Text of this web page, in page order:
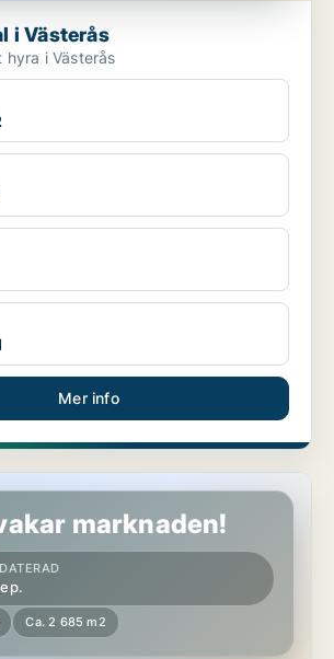
i Västerås
i Västerås
Mer info
Ransta
marknaden!
Ca. 2 685 m2